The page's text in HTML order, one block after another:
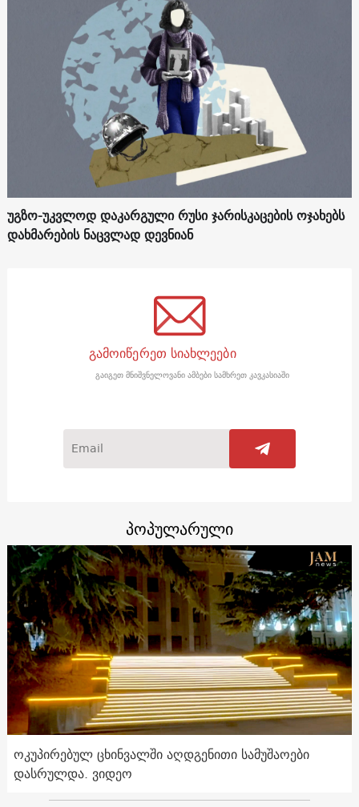
უგზო-უკვლოდ დაკარგული რუსი ჯარისკაცების ოჯახებს
დახმარების ნაცვლად დევნიან
გამოიწერეთ სიახლეები
გაიგეთ მნიშვნელოვანი ამბები სამხრეთ კავკასიაში
პოპულარული
ოკუპირებულ ცხინვალში აღდგენითი სამუშაოები
დასრულდა. ვიდეო